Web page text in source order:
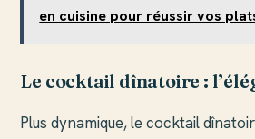
en cuisine pour réussir vos
Le cocktail dînatoire :
Plus dynamique, le cocktail